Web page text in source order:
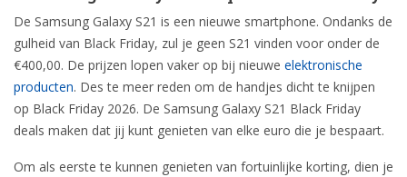
De Samsung Galaxy S21 is een nieuwe smartphone. Ondanks de
gulheid van Black Friday, zul je geen S21 vinden voor onder de
€400,00. De prijzen lopen vaker op bij nieuwe elektronische
producten. Des te meer reden om de handjes dicht te knijpen
op Black Friday 2026. De Samsung Galaxy S21 Black Friday
deals maken dat jij kunt genieten van elke euro die je bespaart.
Om als eerste te kunnen genieten van fortuinlijke korting, dien je